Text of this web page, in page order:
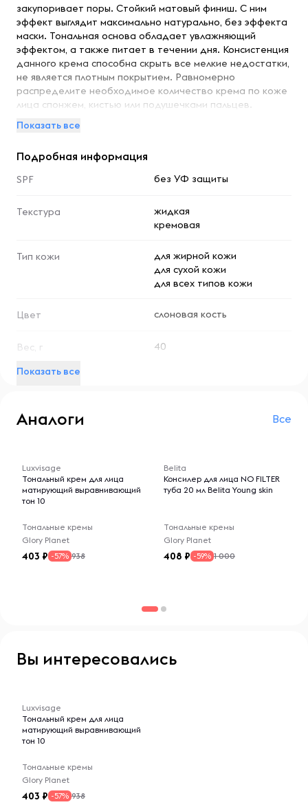
закупоривает поры. Стойкий матовый финиш. С ним
эффект выглядит максимально натурально, без эффекта
маски. Тональная основа обладает увлажняющий
эффектом, а также питает в течении дня. Консистенция
данного крема способна скрыть все мелкие недостатки,
не является плотным покрытием. Равномерно
распределите необходимое количество крема по коже
лица спонжем, кистью или подушечками пальцев.
кожу, высокая стойкость, содержит гиалуроновую
бренда, чьи косметические уходовые средства - это
всегда гарантия качества и выбор многих покупателей.
Отличный новогодний подарок. Так же подойдет для
любой другой праздник.
Показать все
Подробная информация
SPF без УФ защиты
Текстура
жидкая
кремовая
Тип кожи
для жирной кожи
для сухой кожи
для всех типов кожи
Цвет слоновая кость
Вес, г
40
Показать все
Аналоги Все
Luxvisage
Тональный крем для лица
матирующий выравнивающий
тон 10
Тональные кремы
Glory Planet
403 -57% 938
Belita
Консилер для лица NO FILTER
туба 20 мл Belita Young skin
Тональные кремы
Glory Planet
408 -59% 1 000
Вы интересовались
Luxvisage
Тональный крем для лица
матирующий выравнивающий
тон 10
Тональные кремы
Glory Planet
403 -57% 938